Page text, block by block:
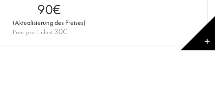
90€
(Aktualisierung des Preises)
Preis pro Einheit 30€
✕